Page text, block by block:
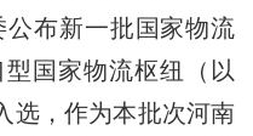
公布新一批国家物流
国家物流枢纽（以
选，作为本批次河南